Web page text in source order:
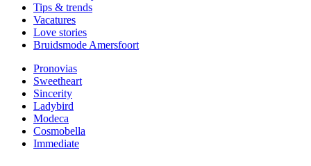
Tips & trends
Vacatures
Love stories
Bruidsmode Amersfoort
Pronovias
Sweetheart
Sincerity
Ladybird
Modeca
Cosmobella
Immediate